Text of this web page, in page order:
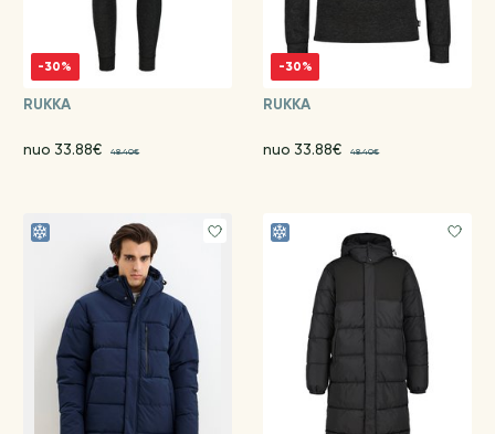
-30%
RUKKA
nuo 33.88€ 48.40€
-30%
RUKKA
nuo 33.88€ 48.40€